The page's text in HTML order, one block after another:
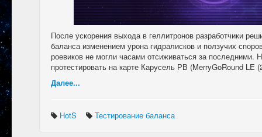
После ускорения выхода в геллитронов разработчики
баланса изменением урона гидралисков и ползучих
роевиков не могли часами отсиживаться за последними.
протестировать на карте Карусель РВ (MerryGoRound LE
Далее...
HotS Тестирование баланса